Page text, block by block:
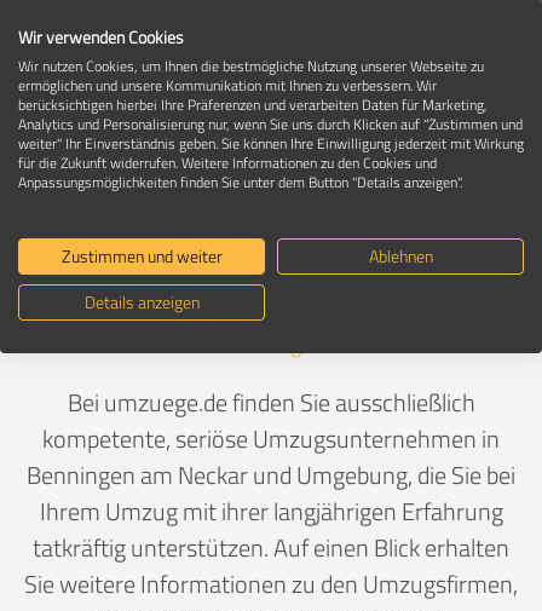
Umzugsunternehmen in 71726
Benningen am Neckar
Ein Umzug ist Vertrauenssache
Deutschland>Baden-Württemberg
Bei umzuege.de finden Sie ausschließlich
kompetente, seriöse Umzugsunternehmen in
Benningen am Neckar und Umgebung, die Sie bei
Ihrem Umzug mit ihrer langjährigen Erfahrung
tatkräftig unterstützen. Auf einen Blick erhalten
Sie weitere Informationen zu den Umzugsfirmen,
Wir verwenden Cookies
Wir nutzen Cookies, um Ihnen die bestmögliche Nutzung unserer Webseite zu
ermöglichen und unsere Kommunikation mit Ihnen zu verbessern. Wir
berücksichtigen hierbei Ihre Präferenzen und verarbeiten Daten für Marketing,
Analytics und Personalisierung nur, wenn Sie uns durch Klicken auf "Zustimmen und
weiter" Ihr Einverständnis geben. Sie können Ihre Einwilligung jederzeit mit Wirkung
für die Zukunft widerrufen. Weitere Informationen zu den Cookies und
Anpassungsmöglichkeiten finden Sie unter dem Button "Details anzeigen".
Zustimmen und weiter
Ablehnen
Details anzeigen